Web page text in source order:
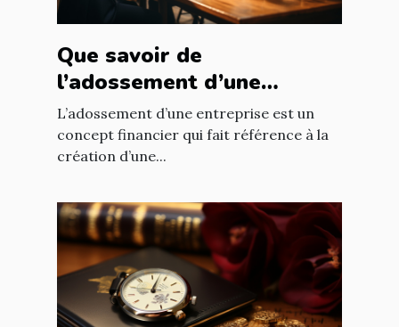
Que savoir de
l’adossement d’une
entreprise ?
L’adossement d’une entreprise est un
concept financier qui fait référence à la
création d’une...